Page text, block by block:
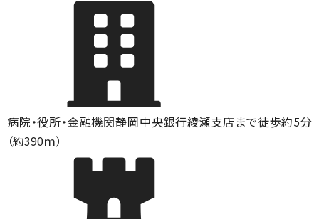
病院・役所・金融機関静岡中央銀行綾瀬支店まで徒歩約5分
（約390ｍ）